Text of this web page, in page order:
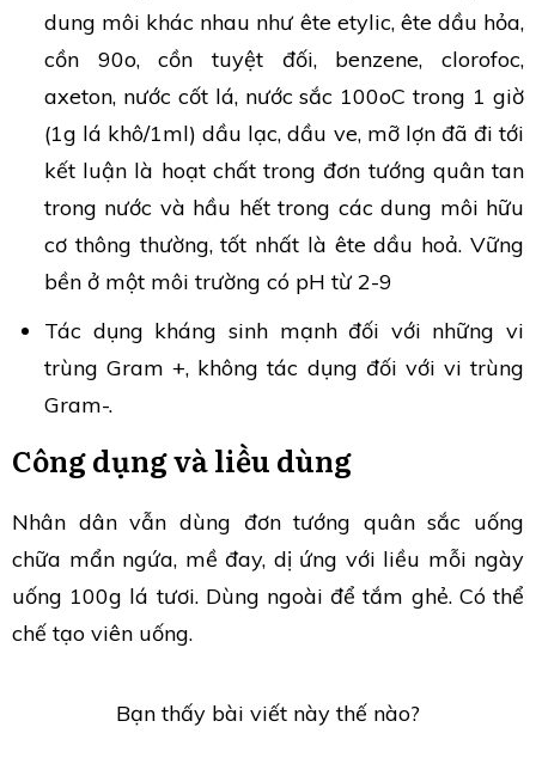
dung môi khác nhau như ête etylic, ête dầu hỏa,
cồn 90o, cồn tuyệt đối, benzene, clorofoc,
axeton, nước cốt lá, nước sắc 100oC trong 1 giờ
(1g lá khô/1ml) dầu lạc, dầu ve, mỡ lợn đã đi tới
kết luận là hoạt chất trong đơn tướng quân tan
trong nước và hầu hết trong các dung môi hữu
cơ thông thường, tốt nhất là ête dầu hoả. Vững
bền ở một môi trường có pH từ 2-9
Tác dụng kháng sinh mạnh đối với những vi
trùng Gram +, không tác dụng đối với vi trùng
Gram-.
Công dụng và liều dùng
Nhân dân vẫn dùng đơn tướng quân sắc uống
chữa mẩn ngứa, mề đay, dị ứng với liều mỗi ngày
uống 100g lá tươi. Dùng ngoài để tắm ghẻ. Có thể
chế tạo viên uống.
Bạn thấy bài viết này thế nào?